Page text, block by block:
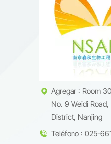
Agregar : Room
No. 9 Weidi
District, Nanjing
Teléfono : 025-